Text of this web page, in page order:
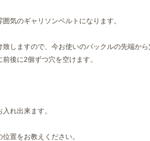
気のギャリソンベルトになります。
しますので、今お使いのバックルの先端か
後に2個ずつ穴を空けます。
れ出来ます。
置をお教えください。